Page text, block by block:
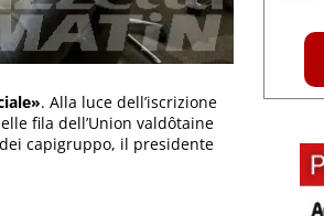
. Alla luce dell’iscrizione
fila dell’Union valdôtaine
capigruppo, il presidente